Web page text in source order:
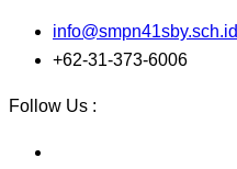
info@smpn41sby.sch.id
+62-31-373-6006
Follow Us :